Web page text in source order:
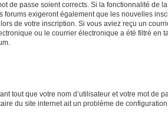
de passe soient corrects. Si la fonctionnalité
exigeront également que les nouvelles
de votre inscription. Si vous aviez reçu un
ou le courrier électronique a été filtré
tout que votre nom d’utilisateur et votre mot
du site internet ait un problème de